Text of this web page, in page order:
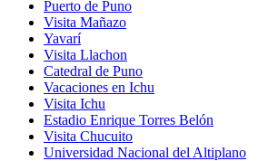
Puerto de Puno
Visita Mañazo
Yavarí
Visita Llachon
Catedral de Puno
Vacaciones en Ichu
Visita Ichu
Estadio Enrique Torres Belón
Visita Chucuito
Universidad Nacional del Altiplano